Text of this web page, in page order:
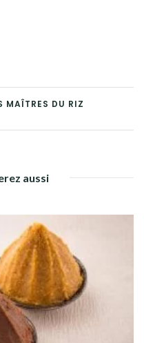
MAÎTRES DU RIZ
aussi